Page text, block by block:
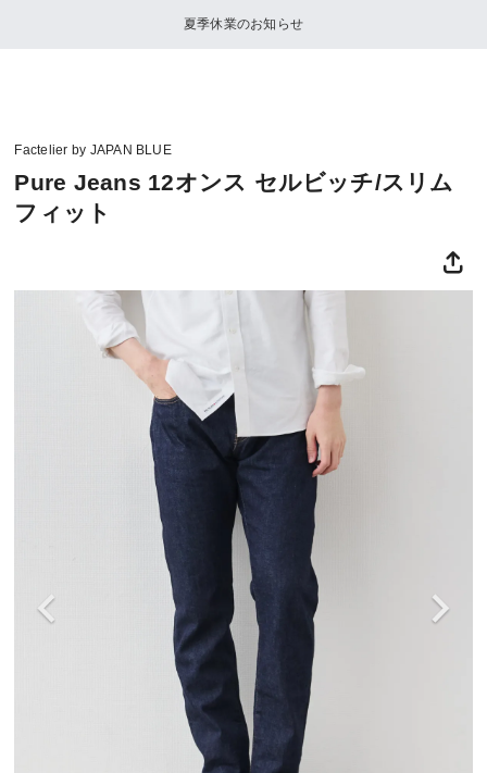
夏季休業のお知らせ
Factelier by JAPAN BLUE
Pure Jeans 12オンス セルビッチ/スリム
フィット